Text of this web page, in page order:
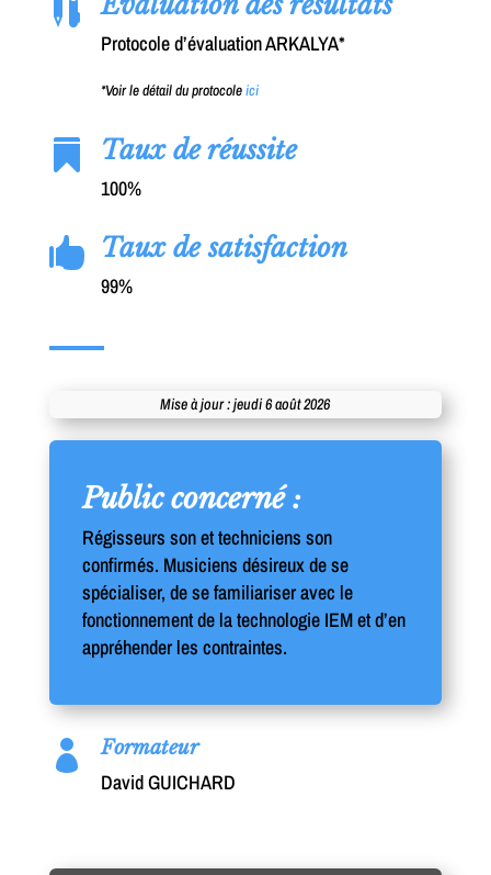

Protocole d’évaluation ARKALYA*
*Voir le détail du protocoleici
 Taux de réussite
100%
 Taux de satisfaction
99%
Mise à jour : jeudi 6 août 2026
Public concerné :
Régisseurs son et techniciens son
confirmés. Musiciens désireux de se
spécialiser, de se familiariser avec le
fonctionnement de la technologie IEM et d’en
appréhender les contraintes.
 Formateur
David GUICHARD